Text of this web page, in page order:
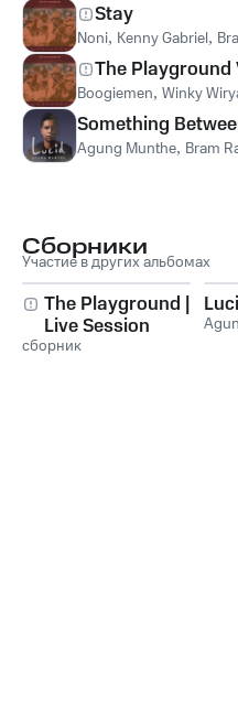
Stay
Noni, Kenny Gabriel,
The Playground
Boogiemen, Winky
Something
Agung Munthe, Bram
Сборники
Участие в других альбомах
The Playground |
Live Session
сборник